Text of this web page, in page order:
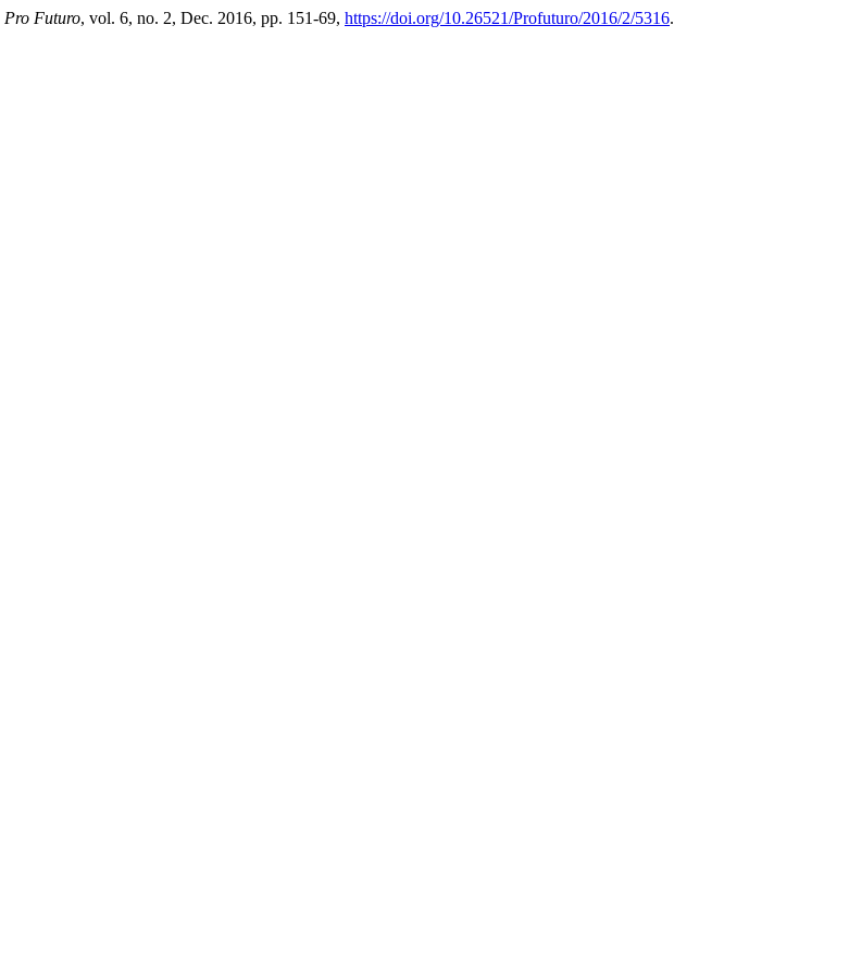
Pro Futuro, vol. 6, no. 2, Dec. 2016, pp. 151-69, https://doi.org/10.26521/Profuturo/2016/2/5316.